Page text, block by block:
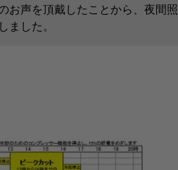
お声を頂戴したことから、夜間照
ました。